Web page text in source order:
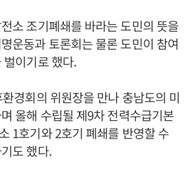
소 조기폐쇄를 바라는 도민의 뜻을
운동과 토론회는 물론 도민이 참여
이기로 했다.
경회의 위원장을 만나 충남도의 미
올해 수립될 제9차 전력수급기본
1호기와 2호기 폐쇄를 반영할 수
도 했다.